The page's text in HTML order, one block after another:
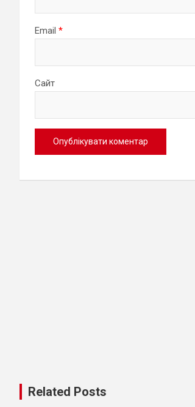
Email *
Сайт
Related Posts